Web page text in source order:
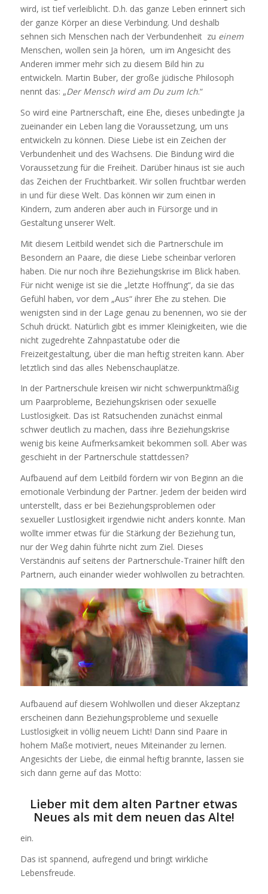
wird, ist tief verleiblicht. D.h. das ganze Leben erinnert sich
der ganze Körper an diese Verbindung. Und deshalb
sehnen sich Menschen nach der Verbundenheit zu einem
Menschen, wollen sein Ja hören, um im Angesicht des
Anderen immer mehr sich zu diesem Bild hin zu
entwickeln. Martin Buber, der große jüdische Philosoph
nennt das: „Der Mensch wird am Du zum Ich.“
So wird eine Partnerschaft, eine Ehe, dieses unbedingte Ja
zueinander ein Leben lang die Voraussetzung, um uns
entwickeln zu können. Diese Liebe ist ein Zeichen der
Verbundenheit und des Wachsens. Die Bindung wird die
Voraussetzung für die Freiheit. Darüber hinaus ist sie auch
das Zeichen der Fruchtbarkeit. Wir sollen fruchtbar werden
in und für diese Welt. Das können wir zum einen in
Kindern, zum anderen aber auch in Fürsorge und in
Gestaltung unserer Welt.
Mit diesem Leitbild wendet sich die Partnerschule im
Besondern an Paare, die diese Liebe scheinbar verloren
haben. Die nur noch ihre Beziehungskrise im Blick haben.
Für nicht wenige ist sie die „letzte Hoffnung“, da sie das
Gefühl haben, vor dem „Aus“ ihrer Ehe zu stehen. Die
wenigsten sind in der Lage genau zu benennen, wo sie der
Schuh drückt. Natürlich gibt es immer Kleinigkeiten, wie die
nicht zugedrehte Zahnpastatube oder die
Freizeitgestaltung, über die man heftig streiten kann. Aber
letztlich sind das alles Nebenschauplätze.
In der Partnerschule kreisen wir nicht schwerpunktmäßig
um Paarprobleme, Beziehungskrisen oder sexuelle
Lustlosigkeit. Das ist Ratsuchenden zunächst einmal
schwer deutlich zu machen, dass ihre Beziehungskrise
wenig bis keine Aufmerksamkeit bekommen soll. Aber was
geschieht in der Partnerschule stattdessen?
Aufbauend auf dem Leitbild fördern wir von Beginn an die
emotionale Verbindung der Partner. Jedem der beiden wird
unterstellt, dass er bei Beziehungsproblemen oder
sexueller Lustlosigkeit irgendwie nicht anders konnte. Man
wollte immer etwas für die Stärkung der Beziehung tun,
nur der Weg dahin führte nicht zum Ziel. Dieses
Verständnis auf seitens der Partnerschule-Trainer hilft den
Partnern, auch einander wieder wohlwollen zu betrachten.
Aufbauend auf diesem Wohlwollen und dieser Akzeptanz
erscheinen dann Beziehungsprobleme und sexuelle
Lustlosigkeit in völlig neuem Licht! Dann sind Paare in
hohem Maße motiviert, neues Miteinander zu lernen.
Angesichts der Liebe, die einmal heftig brannte, lassen sie
sich dann gerne auf das Motto:
Lieber mit dem alten Partner etwas
Neues als mit dem neuen das Alte!
ein.
Das ist spannend, aufregend und bringt wirkliche
Lebensfreude.